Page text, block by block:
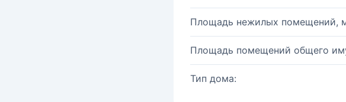
Площадь нежилых помещений,
Площадь помещений общего
Тип дома: